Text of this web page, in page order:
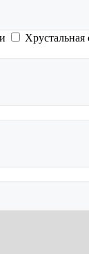
Хрустальная